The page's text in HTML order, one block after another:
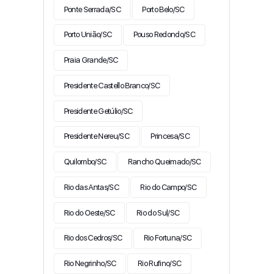
Ponte Serrada/SC Porto Belo/SC
Porto União/SC Pouso Redondo/SC
Praia Grande/SC
Presidente Castello Branco/SC
Presidente Getúlio/SC
Presidente Nereu/SC Princesa/SC
Quilombo/SC Rancho Queimado/SC
Rio das Antas/SC Rio do Campo/SC
Rio do Oeste/SC Rio do Sul/SC
Rio dos Cedros/SC Rio Fortuna/SC
Rio Negrinho/SC Rio Rufino/SC